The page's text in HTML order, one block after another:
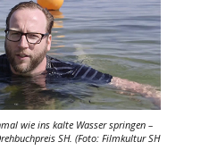
wie ins kalte Wasser springen –
SH. (Foto: Filmkultur SH